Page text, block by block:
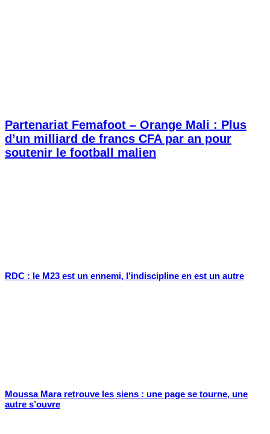
Partenariat Femafoot – Orange Mali : Plus
d’un milliard de francs CFA par an pour
soutenir le football malien
RDC : le M23 est un ennemi, l’indiscipline en est un autre
Moussa Mara retrouve les siens : une page se tourne, une
autre s’ouvre